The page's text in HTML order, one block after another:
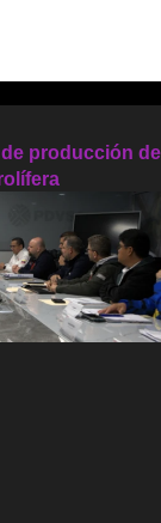
producción de